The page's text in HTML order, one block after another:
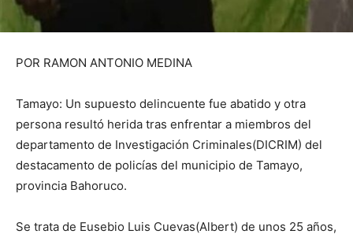
POR RAMON ANTONIO MEDINA
Tamayo: Un supuesto delincuente fue abatido y otra
persona resultó herida tras enfrentar a miembros del
departamento de Investigación Criminales(DICRIM) del
destacamento de policías del municipio de Tamayo,
provincia Bahoruco.
Se trata de Eusebio Luis Cuevas(Albert) de unos 25 años,